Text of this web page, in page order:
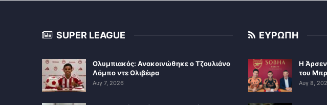
SUPER LEAGUE
Ολυμπιακός: Ανακοινώθηκε ο Τζουλιάνο
Λόμπο ντε Ολιβέιρα
Αυγ 7, 2026
ΕΥΡΩΠΗ
Η
του
Αυγ 8,